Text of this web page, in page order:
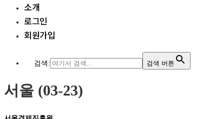
소개
로그인
회원가입
검색: 검색 버튼
서울 (03-23)